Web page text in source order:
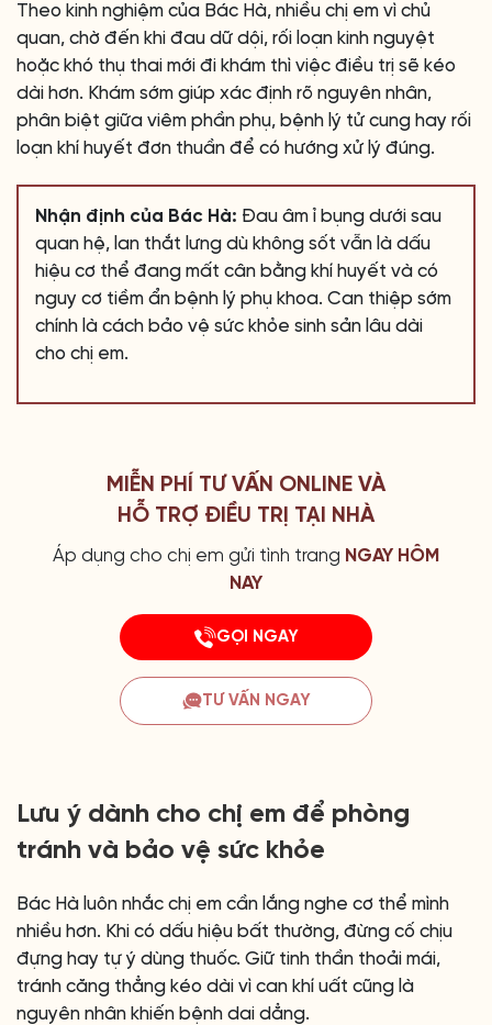
Theo kinh nghiệm của Bác Hà, nhiều chị em vì chủ
quan, chờ đến khi đau dữ dội, rối loạn kinh nguyệt
hoặc khó thụ thai mới đi khám thì việc điều trị sẽ kéo
dài hơn. Khám sớm giúp xác định rõ nguyên nhân,
phân biệt giữa viêm phần phụ, bệnh lý tử cung hay rối
loạn khí huyết đơn thuần để có hướng xử lý đúng.
Nhận định của Bác Hà: Đau âm ỉ bụng dưới sau
quan hệ, lan thắt lưng dù không sốt vẫn là dấu
hiệu cơ thể đang mất cân bằng khí huyết và có
nguy cơ tiềm ẩn bệnh lý phụ khoa. Can thiệp sớm
chính là cách bảo vệ sức khỏe sinh sản lâu dài
cho chị em.
MIỄN PHÍ TƯ VẤN ONLINE VÀ
HỖ TRỢ ĐIỀU TRỊ TẠI NHÀ
Áp dụng cho chị em gửi tình trang NGAY HÔM
NAY
GỌI NGAY
TƯ VẤN NGAY
Lưu ý dành cho chị em để phòng
tránh và bảo vệ sức khỏe
Bác Hà luôn nhắc chị em cần lắng nghe cơ thể mình
nhiều hơn. Khi có dấu hiệu bất thường, đừng cố chịu
đựng hay tự ý dùng thuốc. Giữ tinh thần thoải mái,
tránh căng thẳng kéo dài vì can khí uất cũng là
nguyên nhân khiến bệnh dai dẳng.